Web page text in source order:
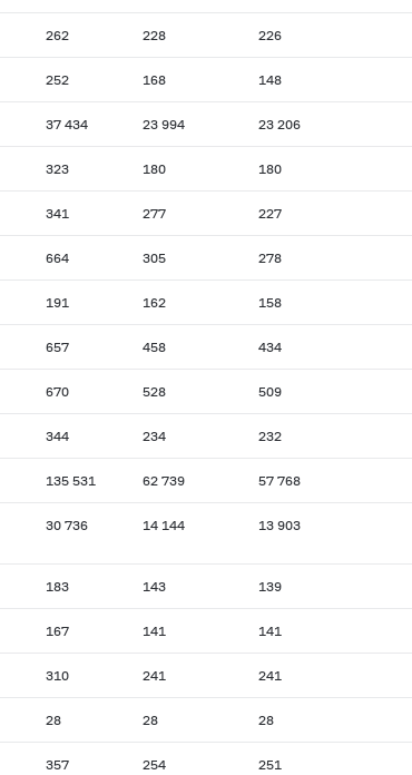
262 228 226
252 168 148
37 434 23 994 23 206
323 180 180
341 277 227
664 305 278
191 162 158
657 458 434
670 528 509
344 234 232
135 531 62 739 57 768
30 736 14 144 13 903
183 143 139
167 141 141
310 241 241
28 28 28
357 254 251